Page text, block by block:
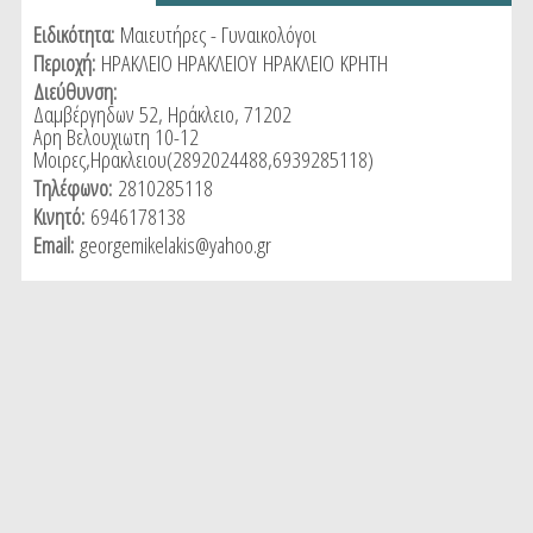
tab)
Ειδικότητα: Μαιευτήρες - Γυναικολόγοι
Περιοχή: ΗΡΑΚΛΕΙΟ ΗΡΑΚΛΕΙΟΥ ΗΡΑΚΛΕΙΟ ΚΡΗΤΗ
Διεύθυνση:
Δαμβέργηδων 52, Ηράκλειο, 71202
Αρη Βελουχιωτη 10-12
Μοιρες,Ηρακλειου(2892024488,6939285118)
Τηλέφωνο: 2810285118
Κινητό: 6946178138
Email:georgemikelakis@yahoo.gr